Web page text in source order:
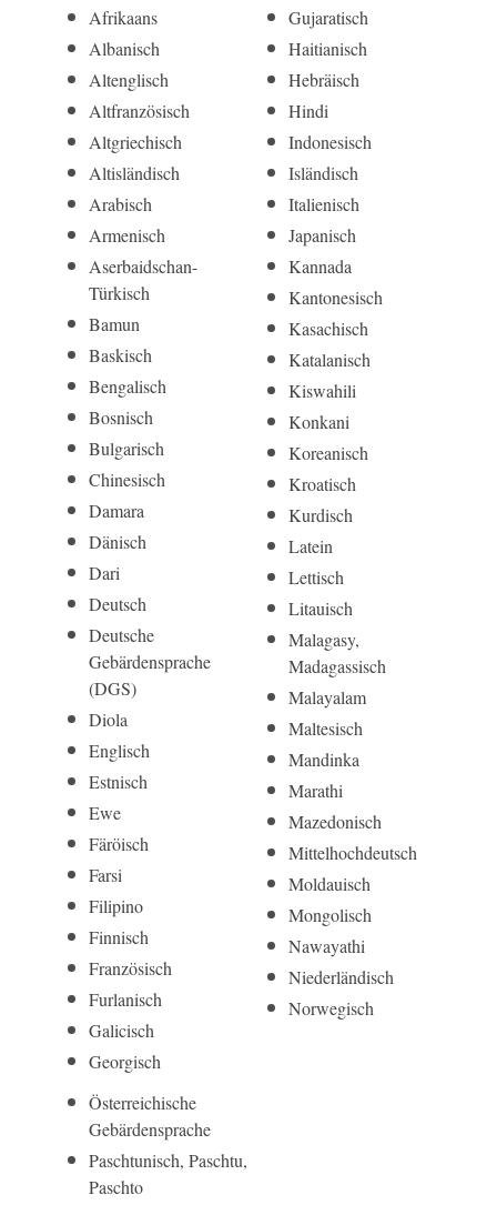
Afrikaans
Albanisch
Altenglisch
Altfranzösisch
Altgriechisch
Altisländisch
Arabisch
Armenisch
Aserbaidschan-
Türkisch
Bamun
Baskisch
Bengalisch
Bosnisch
Bulgarisch
Chinesisch
Damara
Dänisch
Dari
Deutsch
Deutsche
Gebärdensprache
(DGS)
Diola
Englisch
Estnisch
Ewe
Färöisch
Farsi
Filipino
Finnisch
Französisch
Furlanisch
Galicisch
Georgisch
Gujaratisch
Haitianisch
Hebräisch
Hindi
Indonesisch
Isländisch
Italienisch
Japanisch
Kannada
Kantonesisch
Kasachisch
Katalanisch
Kiswahili
Konkani
Koreanisch
Kroatisch
Kurdisch
Latein
Lettisch
Litauisch
Malagasy,
Madagassisch
Malayalam
Maltesisch
Mandinka
Marathi
Mazedonisch
Mittelhochdeutsch
Moldauisch
Mongolisch
Nawayathi
Niederländisch
Norwegisch
Österreichische
Gebärdensprache
Paschtunisch, Paschtu,
Paschto